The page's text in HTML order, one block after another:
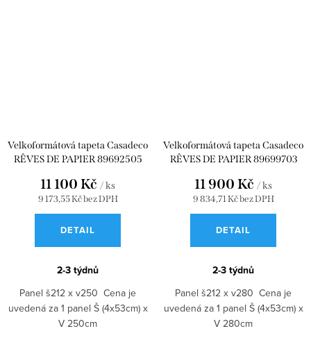
Velkoformátová tapeta Casadeco
RÊVES DE PAPIER 89692505
9 173,55 Kč bez DPH
11 100 Kč / ks
DETAIL
2-3 týdnů
Panel š212 x v250 Cena je
uvedená za 1 panel Š (4x53cm) x
V 250cm
Velkoformátová tapeta Casadeco
RÊVES DE PAPIER 89699703
9 834,71 Kč bez DPH
11 900 Kč / ks
DETAIL
2-3 týdnů
Panel š212 x v280 Cena je
uvedená za 1 panel Š (4x53cm) x
V 280cm